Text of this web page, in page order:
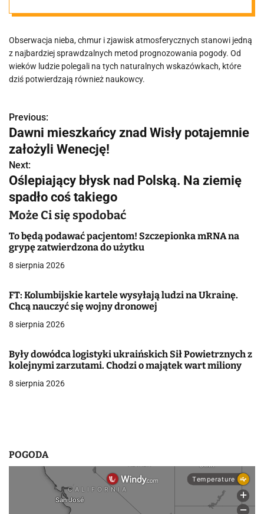
się nie myli
Obserwacja nieba, chmur i zjawisk atmosferycznych stanowi jedną
z najbardziej sprawdzalnych metod prognozowania pogody. Od
wieków ludzie polegali na tych naturalnych wskazówkach, które
dziś potwierdzają również naukowcy.
N
a
w
i
g
a
c
a
w
i
s
Previous:
Dawni mieszkańcy znad Wisły potajemnie
założyli Wenecję!
Next:
Oślepiający błysk nad Polską. Na ziemię
spadło coś takiego
Może Ci się spodobać
To będą podawać pacjentom! Szczepionka mRNA na
grypę zatwierdzona do użytku
8 sierpnia 2026
FT: Kolumbijskie kartele wysyłają ludzi na Ukrainę.
Chcą nauczyć się wojny dronowej
8 sierpnia 2026
Były dowódca logistyki ukraińskich Sił Powietrznych z
kolejnymi zarzutami. Chodzi o majątek wart miliony
8 sierpnia 2026
POGODA